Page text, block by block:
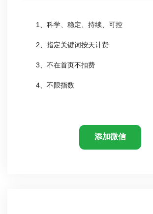
1、科学、稳定、持续、可控
2、指定关键词按天计费
3、不在首页不扣费
4、不限指数
添加微信